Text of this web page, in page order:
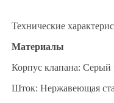
Технические
Материалы
Корпус клапана: Серый
Шток: Нержавеющая